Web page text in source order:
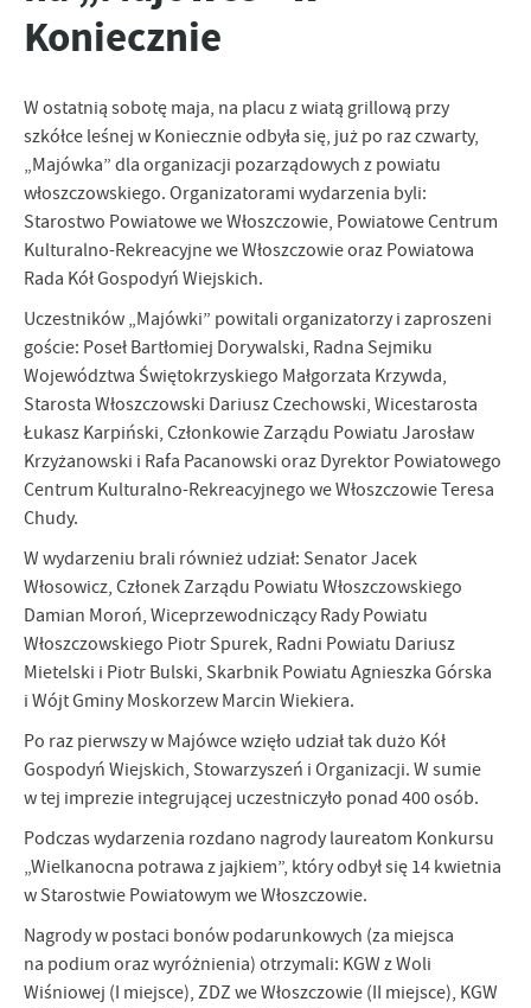
Koniecznie
W ostatnią sobotę maja, na placu z wiatą grillową przy
szkółce leśnej w Koniecznie odbyła się, już po raz czwarty,
„Majówka” dla organizacji pozarządowych z powiatu
włoszczowskiego. Organizatorami wydarzenia byli:
Starostwo Powiatowe we Włoszczowie, Powiatowe Centrum
Kulturalno-Rekreacyjne we Włoszczowie oraz Powiatowa
Rada Kół Gospodyń Wiejskich.
Uczestników „Majówki” powitali organizatorzy i zaproszeni
goście: Poseł Bartłomiej Dorywalski, Radna Sejmiku
Województwa Świętokrzyskiego Małgorzata Krzywda,
Starosta Włoszczowski Dariusz Czechowski, Wicestarosta
Łukasz Karpiński, Członkowie Zarządu Powiatu Jarosław
Krzyżanowski i Rafa Pacanowski oraz Dyrektor Powiatowego
Centrum Kulturalno-Rekreacyjnego we Włoszczowie Teresa
Chudy.
W wydarzeniu brali również udział: Senator Jacek
Włosowicz, Członek Zarządu Powiatu Włoszczowskiego
Damian Moroń, Wiceprzewodniczący Rady Powiatu
Włoszczowskiego Piotr Spurek, Radni Powiatu Dariusz
Mietelski i Piotr Bulski, Skarbnik Powiatu Agnieszka Górska
i Wójt Gminy Moskorzew Marcin Wiekiera.
Po raz pierwszy w Majówce wzięło udział tak dużo Kół
Gospodyń Wiejskich, Stowarzyszeń i Organizacji. W sumie
w tej imprezie integrującej uczestniczyło ponad 400 osób.
Podczas wydarzenia rozdano nagrody laureatom Konkursu
„Wielkanocna potrawa z jajkiem”, który odbył się 14 kwietnia
w Starostwie Powiatowym we Włoszczowie.
Nagrody w postaci bonów podarunkowych (za miejsca
na podium oraz wyróżnienia) otrzymali: KGW z Woli
Wiśniowej (I miejsce), ZDZ we Włoszczowie (II miejsce), KGW
Zapoznaj się zPOLITYKĄ PRYWATNOŚCI I PLIKÓW COOKIES
Funkcjonalne i personalizacyjne
Tego typu pliki cookies umożliwiają stronie internetowej
treści.
Dzięki tym plikom cookies możemy zapewnić Ci większy komfort
korzystania z funkcjonalności naszej strony poprzez dopasowanie
jej do Twoich indywidualnych preferencji. Wyrażenie zgody na
funkcjonalne i personalizacyjne pliki cookies gwarantuje
dostępność większej ilości funkcji na stronie.
Więcej
Analityczne
Analityczne pliki cookies pomagają nam rozwijać się i
dostosowywać do Twoich potrzeb.
Cookies analityczne pozwalają na uzyskanie informacji w zakresie
wykorzystywania witryny internetowej, miejsca oraz częstotliwości,
z jaką odwiedzane są nasze serwisy www. Dane pozwalają nam na
ocenę naszych serwisów internetowych pod względem ich
popularności wśród użytkowników. Zgromadzone informacje są
przetwarzane w formie zanonimizowanej. Wyrażenie zgody na
analityczne pliki cookies gwarantuje dostępność wszystkich
funkcjonalności.
Więcej
Reklamowe
Dzięki reklamowym plikom cookies prezentujemy Ci najciekawsze
informacje i aktualności na stronach naszych partnerów.
Promocyjne pliki cookies służą do prezentowania Ci naszych
komunikatów na podstawie analizy Twoich upodobań oraz Twoich
zwyczajów dotyczących przeglądanej witryny internetowej. Treści
promocyjne mogą pojawić się na stronach podmiotów trzecich lub
firm będących naszymi partnerami oraz innych dostawców usług.
Firmy te działają w charakterze pośredników prezentujących nasze
treści w postaci wiadomości, ofert, komunikatów mediów
społecznościowych.
Więcej